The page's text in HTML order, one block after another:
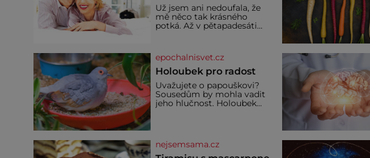
Už jsem ani nedoufala, že
mě něco tak krásného
potká. Až v pětapadesáti
vdávala, když mi bylo
dvacet. Oba jsme byli mladí
a byl to tak říkajíc sňatek z
rozumu. Rodiče nás dali
dohromady, Toník byl dobře
zaopatřený mladý muž.
Manželství nám oběma
epochalnisvet.cz
Holoubek pro radost
Uvažujete o papouškovi?
Sousedům by mohla vadit
jeho hlučnost. Holoubek
se i pro chovatele
začátečníky. Jedná se o
nejsemsama.cz